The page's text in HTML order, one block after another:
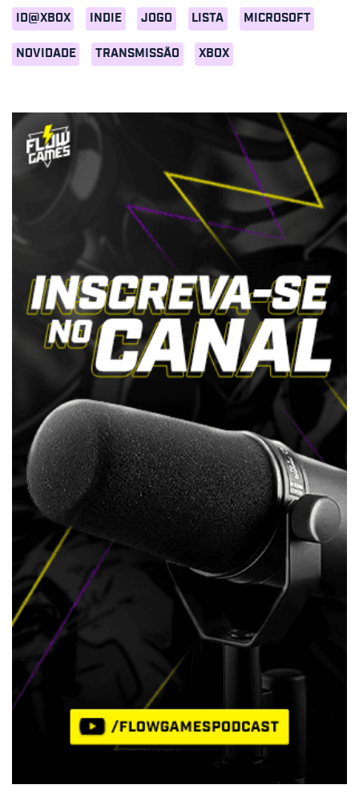
ID@XBOX INDIE JOGO LISTA MICROSOFT
NOVIDADE TRANSMISSÃO XBOX